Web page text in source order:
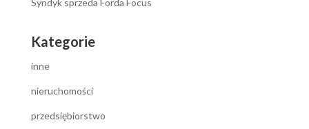
Syndyk sprzeda Forda Focus
Kategorie
inne
nieruchomości
przedsiębiorstwo